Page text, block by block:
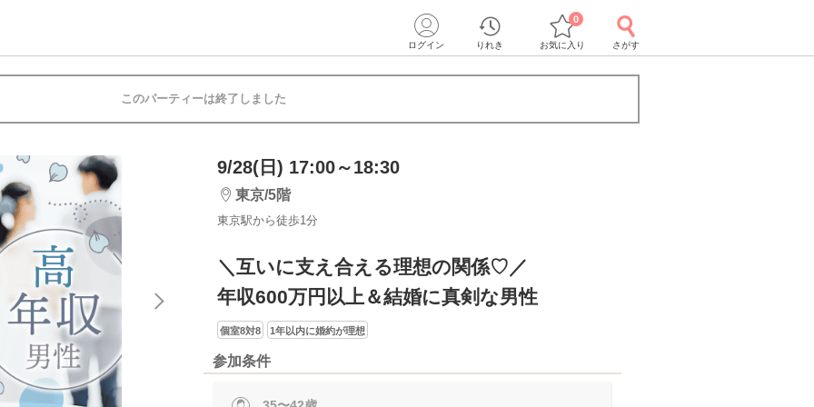
ログイン りれき お気に入り
0
さがす
このパーティーは終了しました
9/28(日) 17:00～18:30
東京/5階
東京駅から徒歩1分
＼互いに支え合える理想の関係♡／
年収600万円以上＆結婚に真剣な男性
個室8対8 1年以内に婚約が理想
参加条件